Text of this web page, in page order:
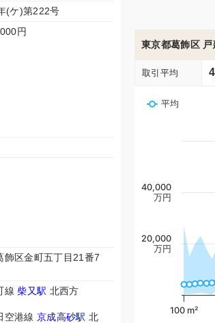
(ケ)第222号
円
飾区金町五丁目21番7
線柴又駅 北西方
空港線 京成高砂駅 北
東京都葛飾区
取引平均
平均
100 m²
20,000
万円
40,000
万円